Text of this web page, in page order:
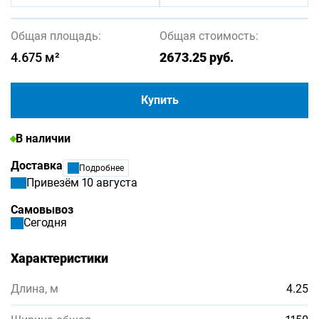
Общая площадь:
4.675 м²
Общая стоимость:
2673.25руб.
Купить
В наличии
Доставка
Подробнее
Привезём 10 августа
Самовывоз
Сегодня
Характеристики
Длина, м 4.25